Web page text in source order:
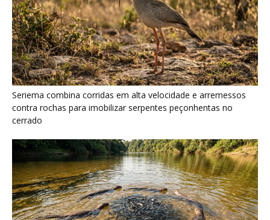
Seriema combina corridas em alta velocidade e arremessos
contra rochas para imobilizar serpentes peçonhentas no
cerrado